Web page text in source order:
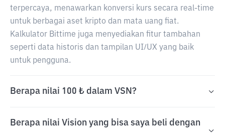
terpercaya, menawarkan konversi kurs secara real-time
untuk berbagai aset kripto dan mata uang fiat.
Kalkulator Bittime juga menyediakan fitur tambahan
seperti data historis dan tampilan UI/UX yang baik
untuk pengguna.
Berapa nilai 100 ₺ dalam VSN?
Berapa nilai Vision yang bisa saya beli dengan